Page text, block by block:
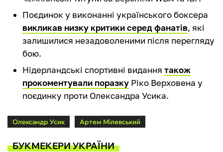
Поєдинок у виконанні українського боксера
викликав низку критики серед фанатів, які
залишилися незадоволеними після перегляду
бою.
Нідерландські спортивні видання також
прокоментували поразку Ріко Верховена у
поєдинку проти Олександра Усика.
Олександр Усик Артем Мілевський
БУКМЕКЕРИ УКРАЇНИ